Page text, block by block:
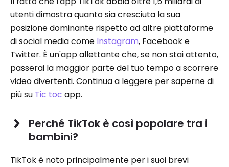
utenti dimostra quanto sia cresciuta la sua
posizione dominante rispetto ad altre piattaforme
di social media come Instagram, Facebook e
Twitter. È un'app allettante che, se non stai attento,
passerai la maggior parte del tuo tempo a scorrere
video divertenti. Continua a leggere per saperne di
più su Tic toc app.
Perché TikTok è così popolare tra i
bambini?
TikTok è noto principalmente per i suoi brevi